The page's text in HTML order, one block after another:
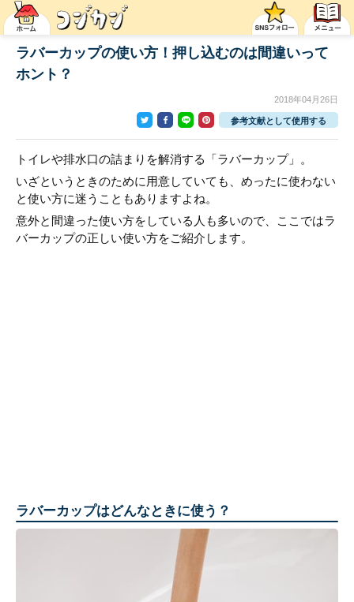
ラバーカップの使い方！押し込むのは間違いって
ホント？
2018年04月26日
参考文献として使用する
トイレや排水口の詰まりを解消する「ラバーカップ」。
いざというときのために用意していても、めったに使わない
と使い方に迷うこともありますよね。
意外と間違った使い方をしている人も多いので、ここではラ
バーカップの正しい使い方をご紹介します。
ラバーカップはどんなときに使う？